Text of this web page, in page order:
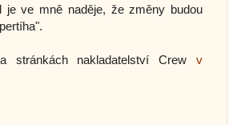
je ve mně naděje, že změny budou
stránkách nakladatelství Crew v